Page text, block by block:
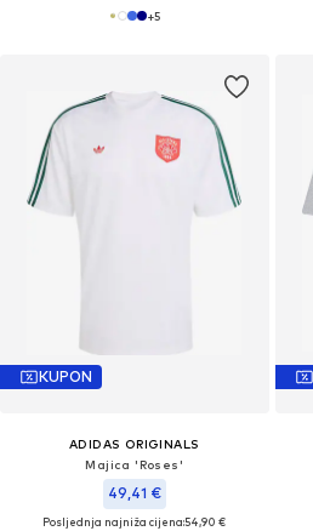
+5
KUPON
ADIDAS ORIGINALS
Majica 'Roses'
49,41 €
Posljednja najniža cijena:54,90 €